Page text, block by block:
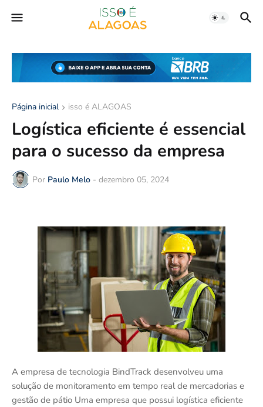
Página inicial isso é ALAGOAS
Logística eficiente é essencial
para o sucesso da empresa
Por Paulo Melo - dezembro 05, 2024
A empresa de tecnologia BindTrack desenvolveu uma
solução de monitoramento em tempo real de mercadorias e
gestão de pátio Uma empresa que possui logística eficiente